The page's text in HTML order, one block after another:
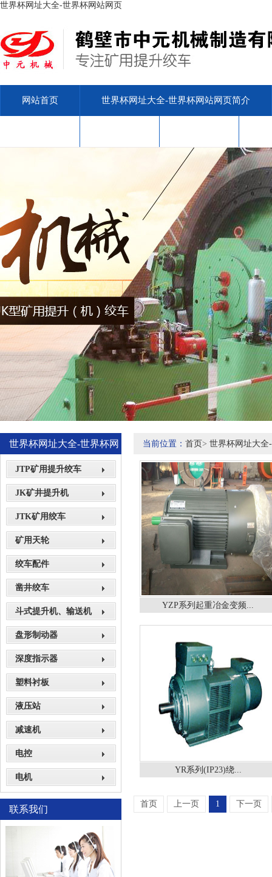
世界杯网址大全-世界杯网站网页
网站首页 世界杯网址大全-世界杯网站网页简介
世界杯网址大全-世界杯网
站网页展示
JTP矿用提升绞车
JK矿井提升机
JTK矿用绞车
矿用天轮
绞车配件
凿井绞车
斗式提升机、输送机
盘形制动器
深度指示器
塑料衬板
液压站
减速机
电控
电机
联系我们
当前位置： 首页> 世界杯网址大全
YZP系列起重冶金变频...
YR系列(IP23)绕...
首页 上一页 1 下一页